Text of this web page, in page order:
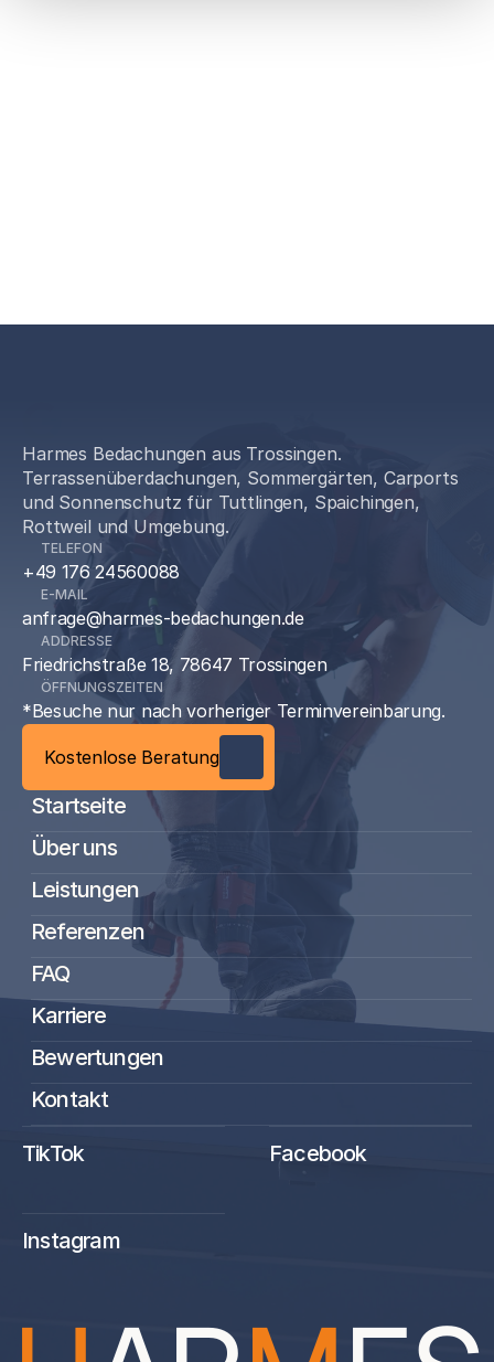
Harmes Bedachungen aus Trossingen.
Terrassenüberdachungen, Sommergärten, Carports
und Sonnenschutz für Tuttlingen, Spaichingen,
Rottweil und Umgebung.
TELEFON
+49 176 24560088
E-MAIL
anfrage@harmes-bedachungen.de
ADDRESSE
Friedrichstraße 18, 78647 Trossingen
ÖFFNUNGSZEITEN
*Besuche nur nach vorheriger Terminvereinbarung.
Kostenlose Beratung
Startseite
Über uns
Leistungen
Referenzen
FAQ
Karriere
Bewertungen
Kontakt
TikTok Facebook
Instagram